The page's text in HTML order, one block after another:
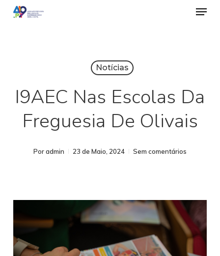
Saltar
Notícias
I9AEC Nas Escolas Da
Freguesia De Olivais
Poradmin 23 de Maio, 2024 Sem comentários